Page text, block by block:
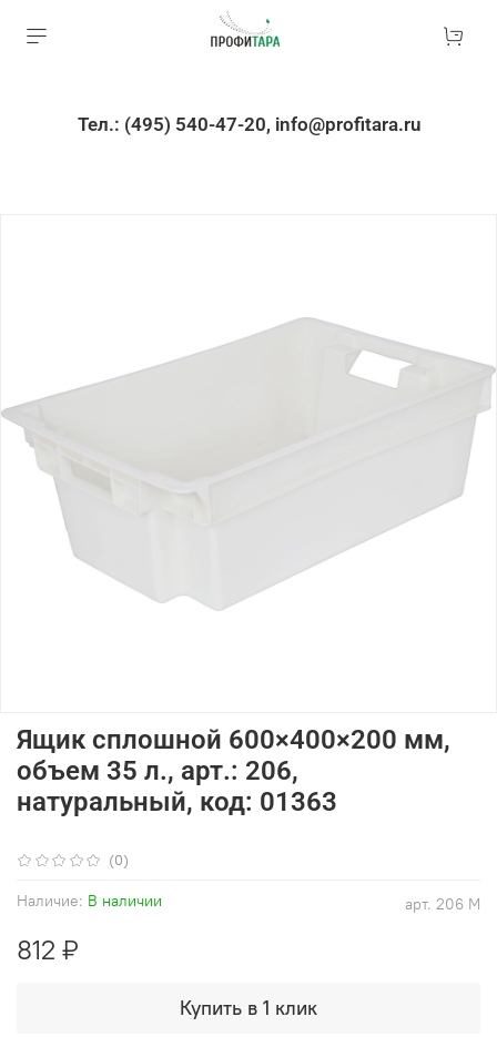
Тел.: (495) 540-47-20, info@profitara.ru
(0)
арт. 206 М
Наличие: В наличии
Ящик сплошной 600×400×200 мм,
объем 35 л., арт.: 206,
натуральный, код: 01363
812 ₽
Купить в 1 клик